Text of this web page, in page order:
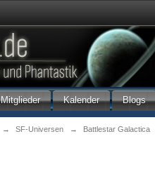
Mitglieder Kalender Blogs
→ SF-Universen → Battlestar Galactica